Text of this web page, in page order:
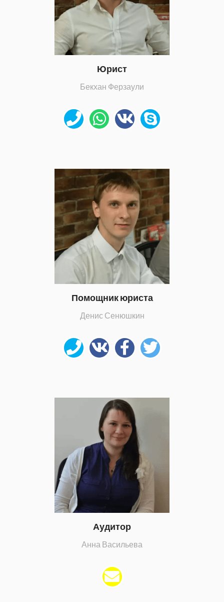
Юрист
Бекхан Ферзаули
Помощник юриста
Денис Сенюшкин
Аудитор
Анна Васильева